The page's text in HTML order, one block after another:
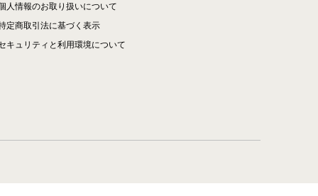
人情報のお取り扱いについて
定商取引法に基づく表示
キュリティと利用環境について